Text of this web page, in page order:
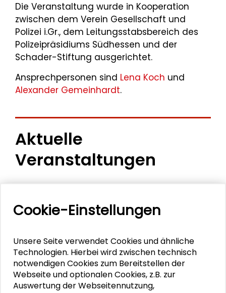
Die Veranstaltung wurde in Kooperation
zwischen dem Verein Gesellschaft und
Polizei i.Gr., dem Leitungsstabsbereich des
Polizeipräsidiums Südhessen und der
Schader-Stiftung ausgerichtet.
Ansprechpersonen sind Lena Koch und
Alexander Gemeinhardt.
Aktuelle
Veranstaltungen
11. Internationale Waldkunstkonferenz
Schlüsseltexte für die Wirtschaft von morgen
Zusammen mehr erreichen – Zukunftsbündnis im
Dialog
Schader-Festival 2026
Cookie-Einstellungen
Unsere Seite verwendet Cookies und ähnliche
Technologien. Hierbei wird zwischen technisch
notwendigen Cookies zum Bereitstellen der
Webseite und optionalen Cookies, z.B. zur
Auswertung der Webseitennutzung,